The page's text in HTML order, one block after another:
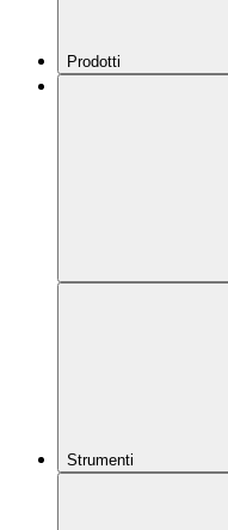
Prodotti
Strumenti